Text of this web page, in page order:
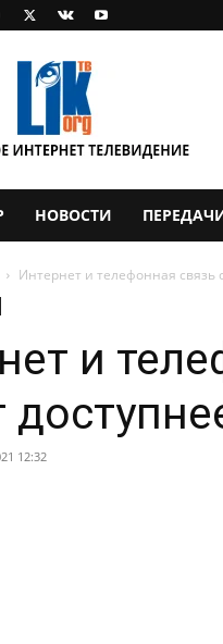
НОВОСТИ
Интернет и телефонная связь
и
12:32